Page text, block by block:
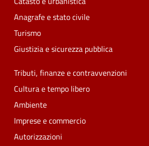
Anagrafe e stato civile
Turismo
Giustizia e sicurezza pubblica
Tributi, finanze e contravvenzioni
Cultura e tempo libero
Ambiente
Imprese e commercio
Autorizzazioni